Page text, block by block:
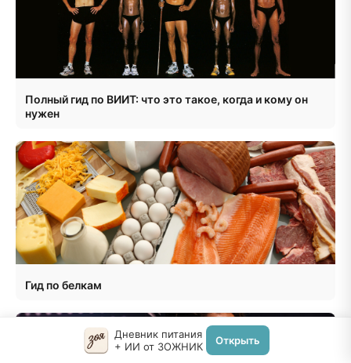
Полный гид по ВИИТ: что это такое, когда и кому он
нужен
Гид по белкам
Дневник питания
+ ИИ от ЗОЖНИК
Открыть